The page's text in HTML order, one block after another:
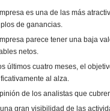
es una de las más
de ganancias.
parece tener una baja
netos.
últimos cuatro meses, el
al alza.
de los analistas que
gran visibilidad de las